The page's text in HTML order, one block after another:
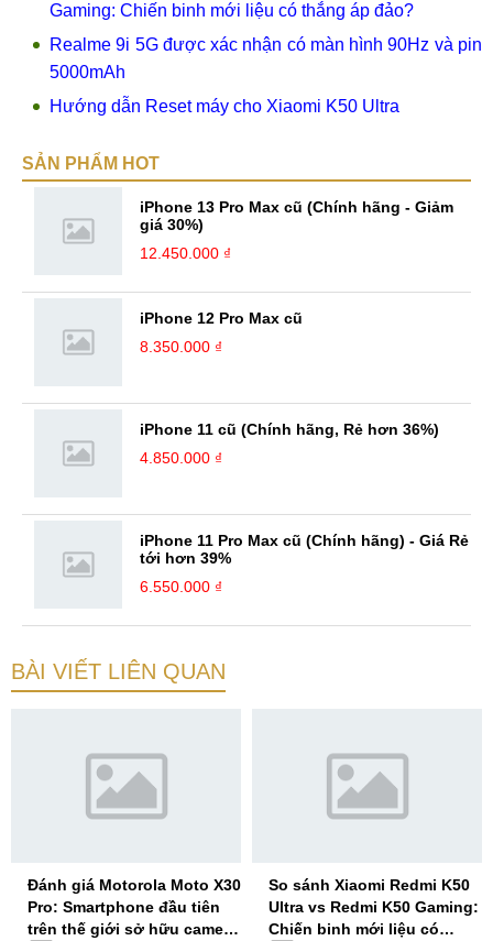
Gaming: Chiến binh mới liệu có thắng áp đảo?
Realme 9i 5G được xác nhận có màn hình 90Hz và pin
5000mAh
Hướng dẫn Reset máy cho Xiaomi K50 Ultra
SẢN PHẨM HOT
iPhone 13 Pro Max cũ (Chính hãng - Giảm
giá 30%)
12.450.000 ₫
iPhone 12 Pro Max cũ
8.350.000 ₫
iPhone 11 cũ (Chính hãng, Rẻ hơn 36%)
4.850.000 ₫
iPhone 11 Pro Max cũ (Chính hãng) - Giá Rẻ
tới hơn 39%
6.550.000 ₫
BÀI VIẾT LIÊN QUAN
Đánh giá Motorola Moto X30
Pro: Smartphone đầu tiên
trên thế giới sở hữu camera
So sánh Xiaomi Redmi K50
Ultra vs Redmi K50 Gaming:
Chiến binh mới liệu có